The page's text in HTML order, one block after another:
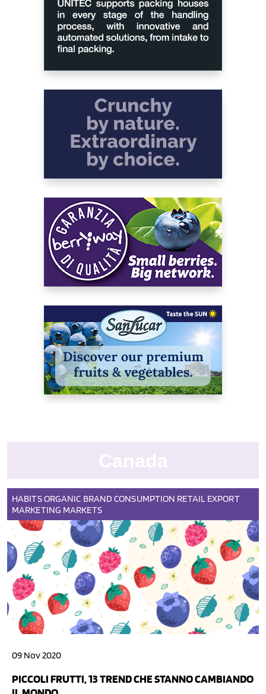
HABITSORGANIC BRAND CONSUMPTION RETAIL EXPORT
MARKETING MARKETS
09 Nov 2020
PICCOLI FRUTTI, 13 TREND CHE STANNO CAMBIANDO